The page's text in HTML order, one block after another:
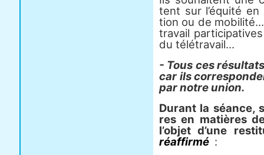
tent sur l’équité
tion ou de
tra­vail
du télé­tra­vail...
- Tous ces
car ils
par notre union.
Durant la séance,
res en matiè­res
l’objet d’une
réaf­firmé :